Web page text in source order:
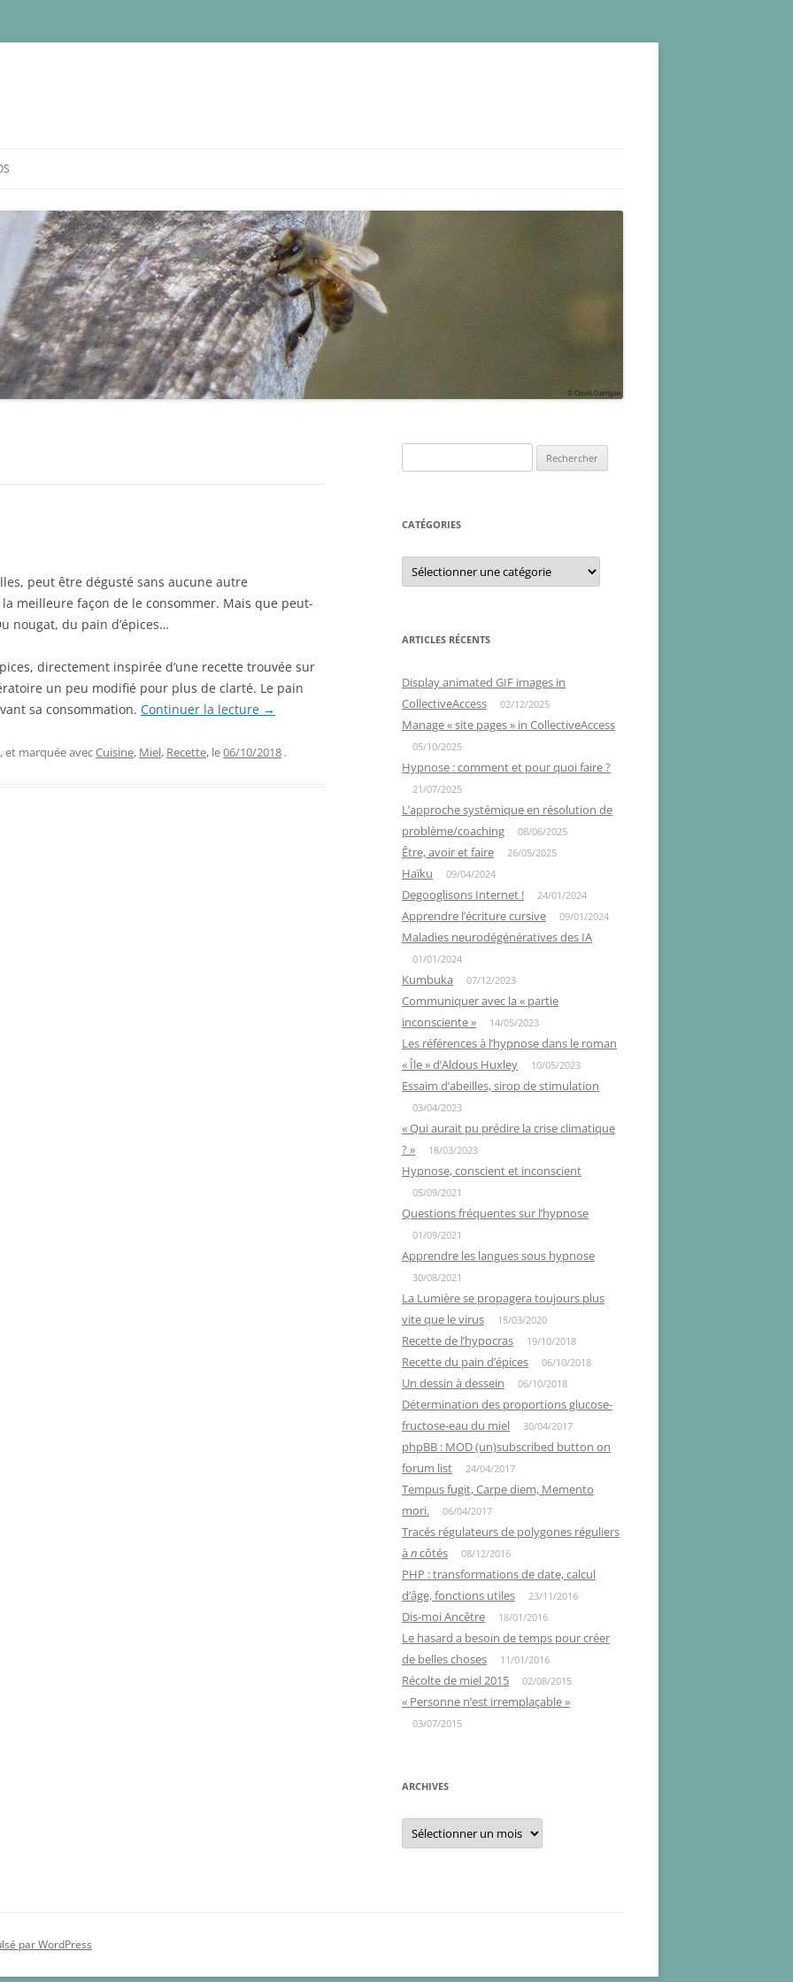
peut être dégusté sans aucune autre
meilleure façon de le consommer. Mais que peut-
nougat, du pain d’épices…
directement inspirée d’une recette trouvée sur
un peu modifié pour plus de clarté. Le pain
sa consommation. Continuer la lecture →
, et marquée avecCuisine, Miel, Recette, le06/10/2018 .
CATÉGORIES
Catégories
ARTICLES RÉCENTS
Display animated GIF images in
CollectiveAccess
02/12/2025
Manage « site pages » in CollectiveAccess
05/10/2025
Hypnose : comment et pour quoi faire ?
21/07/2025
L’approche systémique en résolution de
problème/coaching
08/06/2025
Être, avoir et faire 26/05/2025
Haïku 09/04/2024
Degooglisons Internet ! 24/01/2024
Apprendre l’écriture cursive 09/01/2024
Maladies neurodégénératives des IA
01/01/2024
Kumbuka 07/12/2023
Communiquer avec la « partie
inconsciente »
14/05/2023
Les références à l’hypnose dans le roman
« Île » d’Aldous Huxley
10/05/2023
Essaim d’abeilles, sirop de stimulation
03/04/2023
« Qui aurait pu prédire la crise climatique
? »
18/03/2023
Hypnose, conscient et inconscient
05/09/2021
Questions fréquentes sur l’hypnose
01/09/2021
Apprendre les langues sous hypnose
30/08/2021
La Lumière se propagera toujours plus
vite que le virus
15/03/2020
Recette de l’hypocras 19/10/2018
Recette du pain d’épices 06/10/2018
Un dessin à dessein 06/10/2018
Détermination des proportions glucose-
fructose-eau du miel
30/04/2017
phpBB : MOD (un)subscribed button on
forum list
24/04/2017
Tempus fugit, Carpe diem, Memento
mori.
06/04/2017
Tracés régulateurs de polygones réguliers
à ncôtés 08/12/2016
PHP : transformations de date, calcul
d’âge, fonctions utiles
23/11/2016
Dis-moi Ancêtre 18/01/2016
Le hasard a besoin de temps pour créer
de belles choses
11/01/2016
Récolte de miel 2015 02/08/2015
« Personne n’est irremplaçable »
03/07/2015
ARCHIVES
Archives
par WordPress